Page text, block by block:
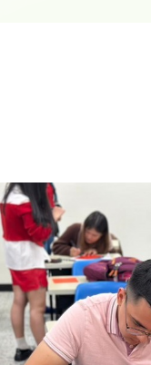
View Photo